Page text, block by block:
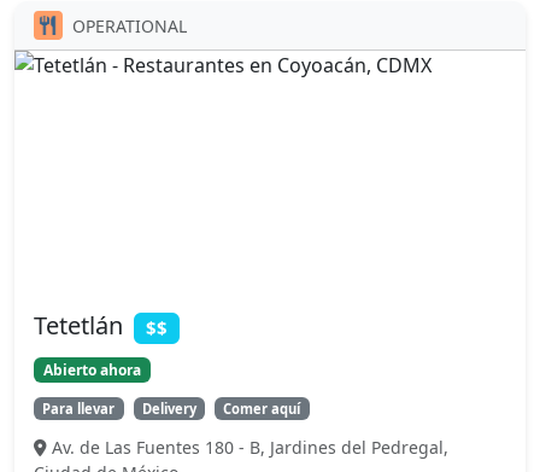
OPERATIONAL
Tetetlán $$
Abierto ahora
Para llevar Delivery Comer aquí
Av. de Las Fuentes 180 - B, Jardines del Pedregal,